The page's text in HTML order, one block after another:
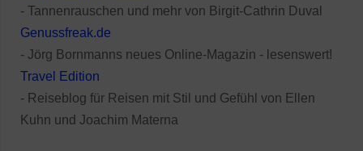
- Tannenrauschen und mehr von Birgit-Cathrin Duval
Genussfreak.de
- Jörg Bornmanns neues Online-Magazin - lesenswert!
Travel Edition
- Reiseblog für Reisen mit Stil und Gefühl von Ellen
Kuhn und Joachim Materna